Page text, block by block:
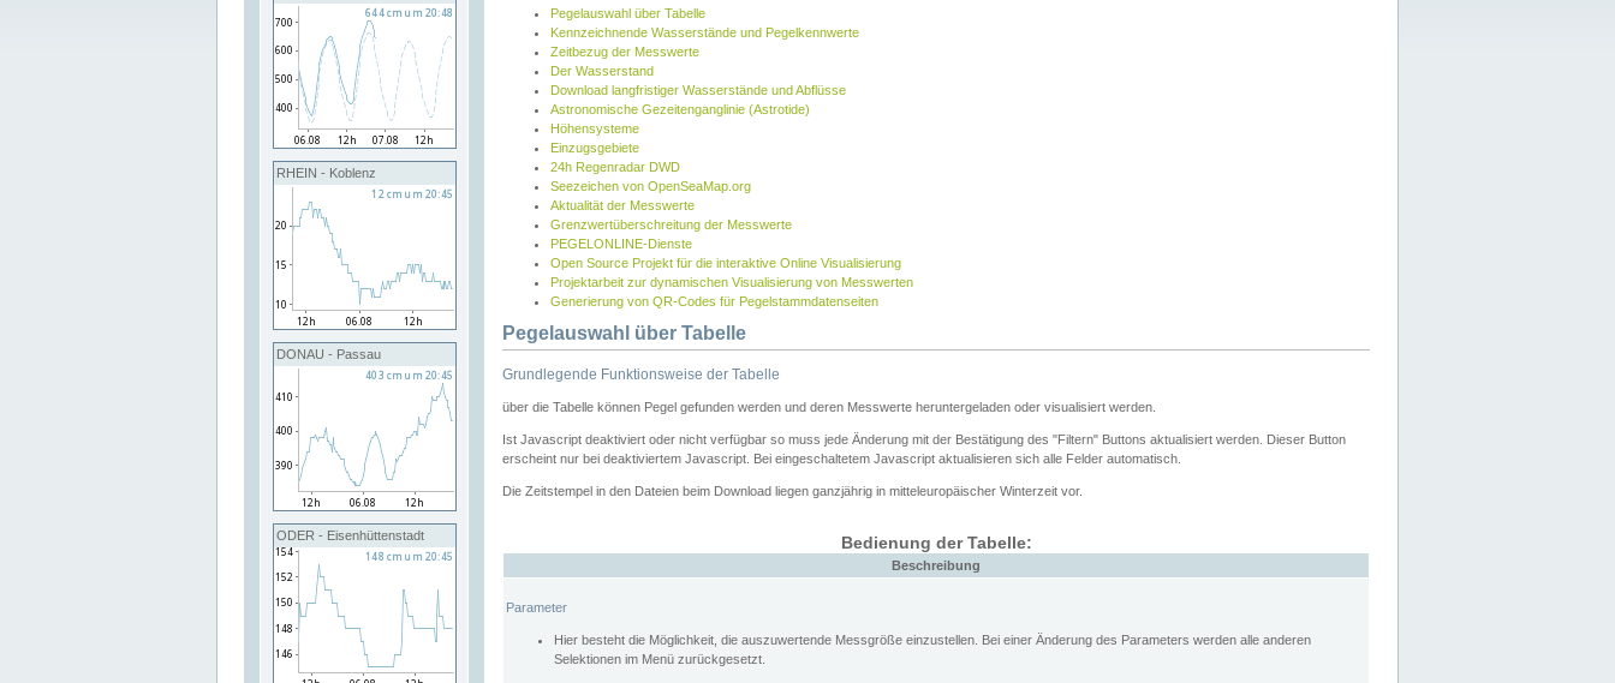
RHEIN - Koblenz
DONAU - Passau
ODER - Eisenhüttenstadt
Pegelauswahl über Tabelle
Kennzeichnende Wasserstände und Pegelkennwerte
Zeitbezug der Messwerte
Der Wasserstand
Download langfristiger Wasserstände und Abflüsse
Astronomische Gezeitenganglinie (Astrotide)
Höhensysteme
Einzugsgebiete
24h Regenradar DWD
Seezeichen von OpenSeaMap.org
Aktualität der Messwerte
Grenzwertüberschreitung der Messwerte
PEGELONLINE-Dienste
Open Source Projekt für die interaktive Online Visualisierung
Projektarbeit zur dynamischen Visualisierung von Messwerten
Generierung von QR-Codes für Pegelstammdatenseiten
Pegelauswahl über Tabelle
Grundlegende Funktionsweise der Tabelle
über die Tabelle können Pegel gefunden werden und deren Messwerte heruntergeladen oder visualisiert werden.
Ist Javascript deaktiviert oder nicht verfügbar so muss jede Änderung mit der Bestätigung des "Filtern" Buttons aktualisiert werden. Dieser Button
erscheint nur bei deaktiviertem Javascript. Bei eingeschaltetem Javascript aktualisieren sich alle Felder automatisch.
Die Zeitstempel in den Dateien beim Download liegen ganzjährig in mitteleuropäischer Winterzeit vor.
Bedienung der Tabelle:
Beschreibung
Parameter
Hier besteht die Möglichkeit, die auszuwertende Messgröße einzustellen. Bei einer Änderung des Parameters werden alle anderen
Selektionen im Menü zurückgesetzt.